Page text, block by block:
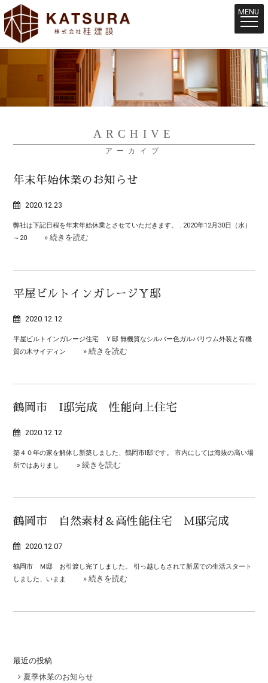
MENU
ARCHIVE
アーカイブ
年末年始休業のお知らせ
2020.12.23
弊社は下記日程を年末年始休業とさせていただきます。 . 2020年12月30日（水）
～20
» 続きを読む
平屋ビルトインガレージＹ邸
2020.12.12
平屋ビルトインガレージ住宅 Ｙ邸 無機質なシルバー色ガルバリウム外装と有機
質の木サイディン
» 続きを読む
鶴岡市 I邸完成 性能向上住宅
2020.12.12
築４０年の家を解体し新築しました、鶴岡市I邸です。 市内にしては海抜の高い場
所ではありまし
» 続きを読む
鶴岡市 自然素材＆高性能住宅 Ｍ邸完成
2020.12.07
鶴岡市 Ｍ邸 お引渡し完了しました。 引っ越しもされて新居での生活スタート
しました、いまま
» 続きを読む
最近の投稿
夏季休業のお知らせ